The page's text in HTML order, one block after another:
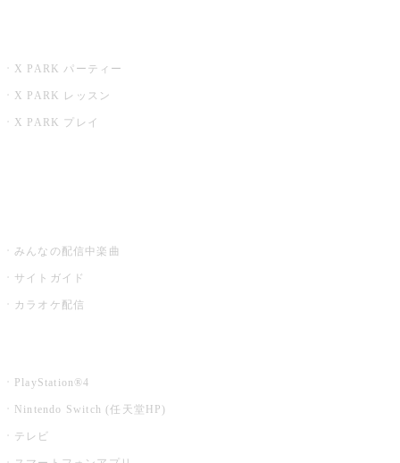
X PARK パーティー
X PARK レッスン
X PARK プレイ
みんなの配信中楽曲
サイトガイド
カラオケ配信
PlayStation®4
Nintendo Switch (任天堂HP)
テレビ